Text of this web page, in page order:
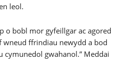
leol.
o bobl mor gyfeillgar ac agored
wneud ffrindiau newydd a bod
cymunedol gwahanol.” Meddai